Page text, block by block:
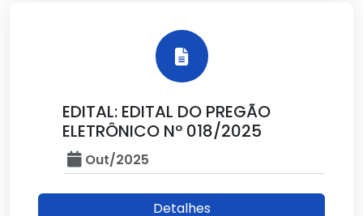
EDITAL: EDITAL DO PREGÃO
ELETRÔNICO Nº 018/2025
Out/2025
Detalhes